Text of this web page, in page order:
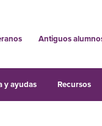
Antiguos
y ayudas Recursos